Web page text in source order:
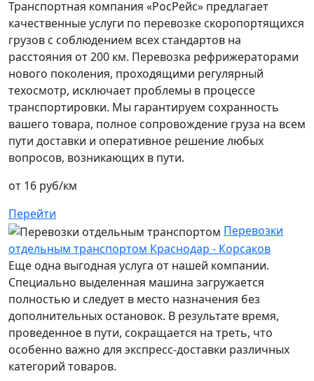
Транспортная компания «РосРейс» предлагает
качественные услуги по перевозке скоропортящихся
грузов с соблюдением всех стандартов на
расстояния от 200 км. Перевозка рефрижераторами
нового поколения, проходящими регулярный
техосмотр, исключает проблемы в процессе
транспортировки. Мы гарантируем сохранность
вашего товара, полное сопровождение груза на всем
пути доставки и оперативное решение любых
вопросов, возникающих в пути.
от 16 руб/км
Перейти
Перевозки
отдельным транспортом Краснодар - Корсаков
Еще одна выгодная услуга от нашей компании.
Специально выделенная машина загружается
полностью и следует в место назначения без
дополнительных остановок. В результате время,
проведенное в пути, сокращается на треть, что
особенно важно для экспресс-доставки различных
категорий товаров.